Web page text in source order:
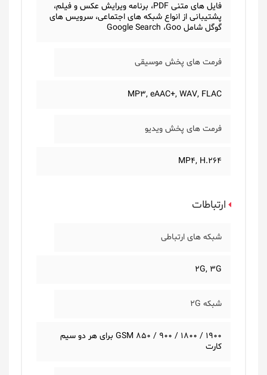
فایل های متنی PDF، برنامه ویرایش عکس و فیلم،
پشتیبانی از انواع شبکه های اجتماعی، سرویس های
گوگل شامل Google Search ،Goo
فرمت های پخش موسیقی
MP3, eAAC+, WAV, FLAC
فرمت های پخش ویدیو
MP4, H.264
ارتباطات
شبکه های ارتباطی
2G, 3G
شبکه 2G
GSM 850 / 900 / 1800 / 1900 برای هر دو سیم
کارت